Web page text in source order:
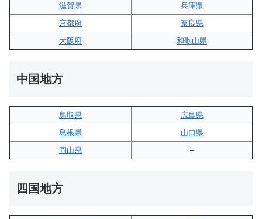
滋賀県
兵庫県
京都府
奈良県
大阪府
和歌山県
中国地方
鳥取県
広島県
島根県
山口県
岡山県
–
四国地方